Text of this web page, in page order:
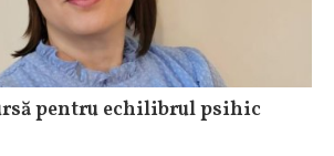
pentru echilibrul psihic